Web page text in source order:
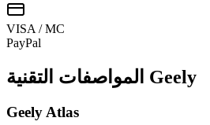
VISA / MC
PayPal
المواصفات التقنية Geely
Geely Atlas